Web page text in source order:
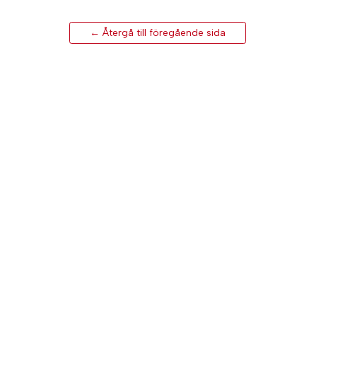
← Återgå till föregående sida